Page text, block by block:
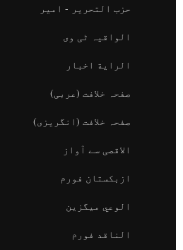
حزب التحریر - امیر
الواقیہ ٹی وی
الراية اخبار
صفحہ خلافت (عربی)
صفحہ خلافت (انگریزی)
الاقصی سے آواز
ازبکستان فورم
الوعي میگزین
الناقد فورم